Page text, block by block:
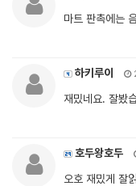
마트 판촉에는
하키루이
재밌네요. 잘봤
호두왕호두
오호 재밌게 잘